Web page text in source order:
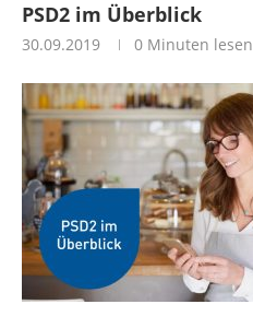
PSD2 im Überblick
30.09.2019 0 Minuten lesen